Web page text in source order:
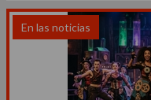
En las noticias